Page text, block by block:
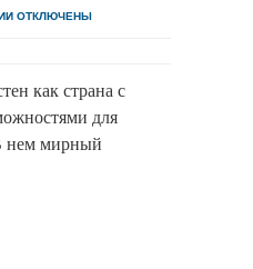
ОТКЛЮЧЕНЫ
как страна с
для
нем мирный